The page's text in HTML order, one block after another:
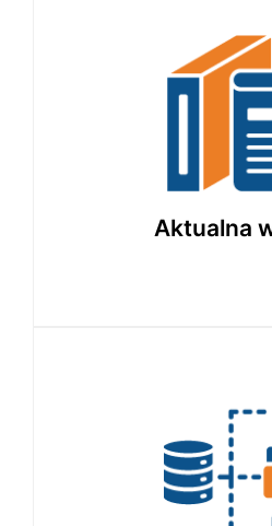
Aktualna
Materiały zgodne z
i trendami w
Dostęp do prezentacji,
i zadań – wszystko